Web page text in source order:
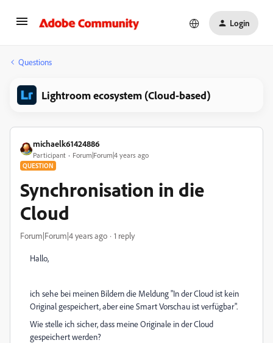
Login
Questions
Lightroom ecosystem (Cloud-based)
michaelk61424886
Participant Forum|Forum|4 years ago
QUESTION
Synchronisation in die
Cloud
Forum|Forum|4 years ago 1 reply
Hallo,
ich sehe bei meinen Bildern die Meldung "In der Cloud ist kein
Original gespeichert, aber eine Smart Vorschau ist verfügbar".
Wie stelle ich sicher, dass meine Originale in der Cloud
gespeichert werden?